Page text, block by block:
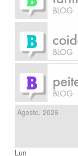
Agosto, 2026
Lun